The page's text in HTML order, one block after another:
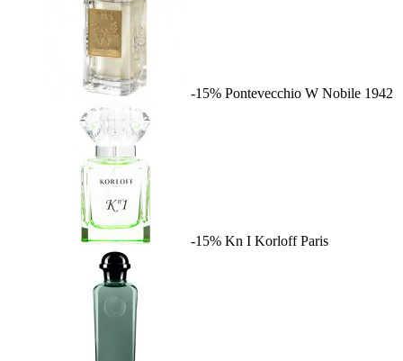
-15% Pontevecchio W Nobile 1942
-15% Kn I Korloff Paris